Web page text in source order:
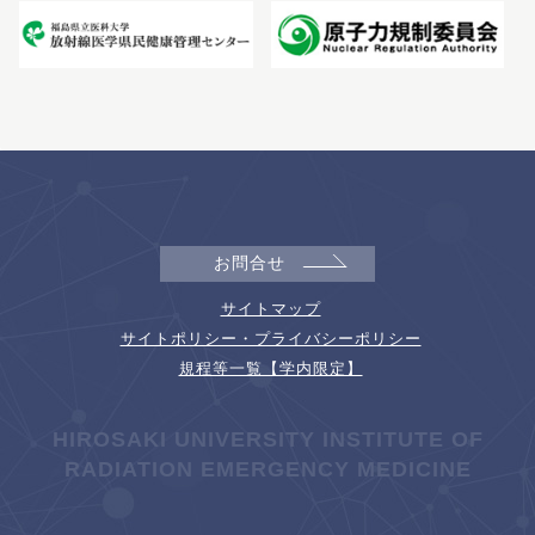
お問合せ
サイトマップ
サイトポリシー・プライバシーポリシー
規程等一覧【学内限定】
HIROSAKI UNIVERSITY INSTITUTE OF
RADIATION EMERGENCY MEDICINE